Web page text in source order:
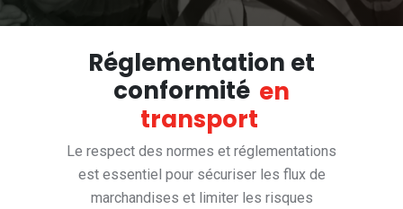
Réglementation et
conformité en
transport
Le respect des normes et réglementations
est essentiel pour sécuriser les flux de
marchandises et limiter les risques